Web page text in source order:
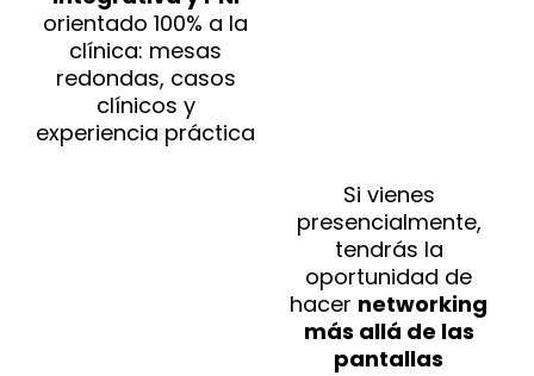
orientado 100% a la
clínica: mesas
redondas, casos
clínicos y
experiencia práctica
Si vienes
presencialmente,
tendrás la
oportunidad de
hacer networking
más allá de las
pantallas